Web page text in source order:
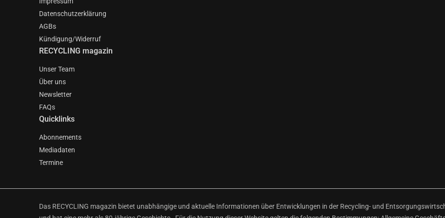
Datenschutzerklärung
AGBs
Kündigung/Widerruf
RECYCLING magazin
Unser Team
Über uns
Newsletter
FAQs
Quicklinks
Abonnements
Mediadaten
Termine
Das RECYCLING magazin bietet unabhängige und aktuelle Informationen über Entwicklungen in der Recycling- und